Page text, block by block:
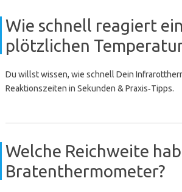
Wie schnell reagiert
plötzlichen
Du willst wissen, wie schnell Dein
Reaktionszeiten in Sekunden & Praxis‑Tipps.
Welche Reichweite
Bratenthermometer?